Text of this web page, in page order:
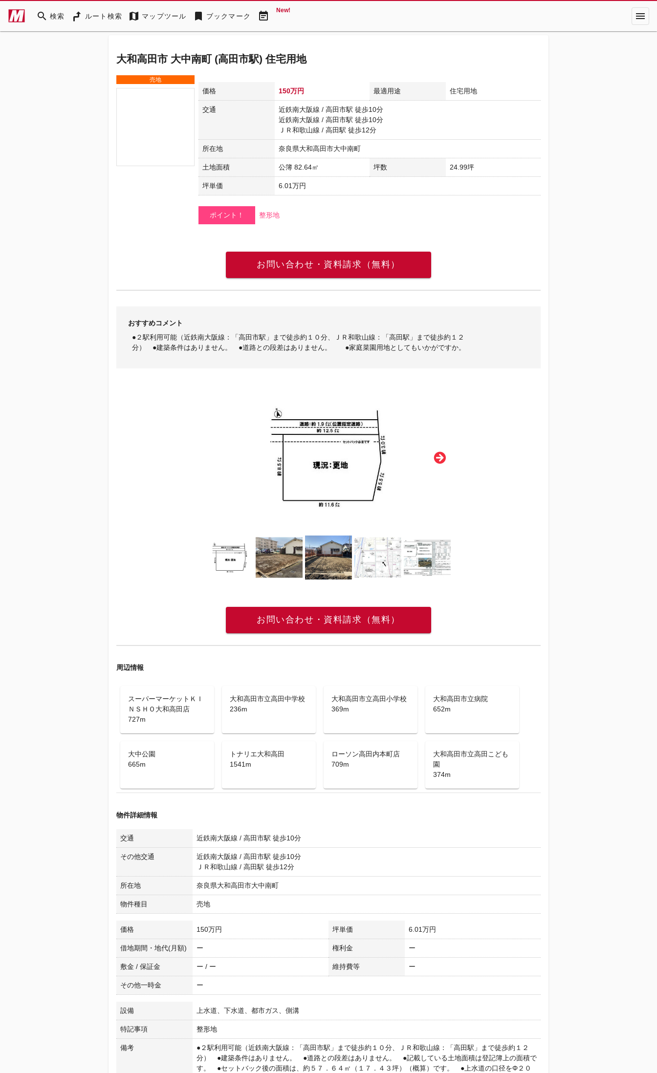
search 検索 ルート検索 map マップツール bookmark ブックマーク event_note New! menu
大和高田市 大中南町 (高田市駅) 住宅用地
売地
価格 150万円 最適用途 住宅用地
交通
近鉄南大阪線 / 高田市駅 徒歩10分
近鉄南大阪線 / 高田市駅 徒歩10分
ＪＲ和歌山線 / 高田駅 徒歩12分
所在地 奈良県大和高田市大中南町
土地面積 公簿 82.64㎡ 坪数 24.99坪
坪単価 6.01万円
ポイント！ 整形地
お問い合わせ・資料請求（無料）
おすすめコメント
●２駅利用可能（近鉄南大阪線：「高田市駅」まで徒歩約１０分、ＪＲ和歌山線：「高田駅」まで徒歩約１２
分） ●建築条件はありません。 ●道路との段差はありません。 ●家庭菜園用地としてもいかがですか。
お問い合わせ・資料請求（無料）
周辺情報
スーパーマーケットＫＩ
ＮＳＨＯ大和高田店
727m
大和高田市立高田中学校
236m
大和高田市立高田小学校
369m
大和高田市立病院
652m
大中公園
665m
トナリエ大和高田
1541m
ローソン高田内本町店
709m
大和高田市立高田こども
園
374m
物件詳細情報
交通 近鉄南大阪線 / 高田市駅 徒歩10分
その他交通
近鉄南大阪線 / 高田市駅 徒歩10分
ＪＲ和歌山線 / 高田駅 徒歩12分
所在地 奈良県大和高田市大中南町
物件種目 売地
価格 150万円 坪単価 6.01万円
借地期間・地代(月額) ー 権利金 ー
敷金 / 保証金 ー / ー 維持費等 ー
その他一時金 ー
設備 上水道、下水道、都市ガス、側溝
特記事項 整形地
備考
●２駅利用可能（近鉄南大阪線：「高田市駅」まで徒歩約１０分、ＪＲ和歌山線：「高田駅」まで徒歩約１２
分） ●建築条件はありません。 ●道路との段差はありません。 ●記載している土地面積は登記簿上の面積で
す。 ●セットバック後の面積は、約５７．６４㎡（１７．４３坪）（概算）です。 ●上水道の口径をΦ２０